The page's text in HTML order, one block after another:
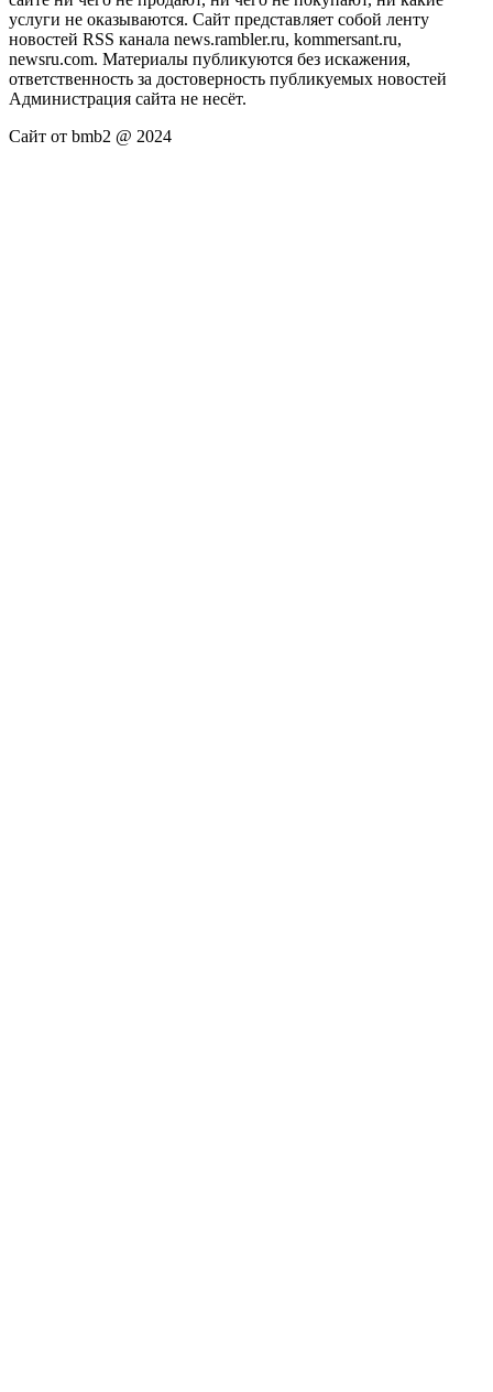
услуги не оказываются. Сайт представляет собой ленту
новостей RSS канала news.rambler.ru, kommersant.ru,
newsru.com. Материалы публикуются без искажения,
ответственность за достоверность публикуемых новостей
Администрация сайта не несёт.
Сайт от bmb2 @ 2024